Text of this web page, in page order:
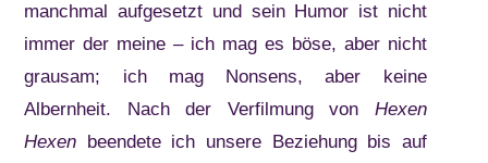
manchmal aufgesetzt und sein Humor ist nicht
immer der meine – ich mag es böse, aber nicht
grausam; ich mag Nonsens, aber keine
Albernheit. Nach der Verfilmung von Hexen
Hexen beendete ich unsere Beziehung bis auf